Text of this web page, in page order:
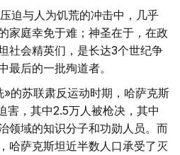
迫与人为饥荒的冲击中，几乎
家庭幸免于难；神圣在于，在政
社会精英们，是长达3个世纪争
最后的一批殉道者。
的苏联肃反运动时期，哈萨克斯
害，其中2.5万人被枪决，其中
领域的知识分子和功勋人员。而
哈萨克斯坦近半数人口承受了灭